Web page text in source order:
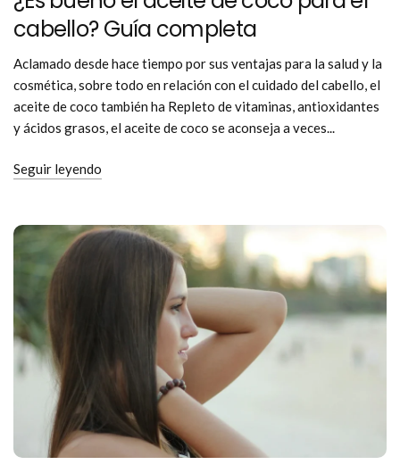
cabello? Guía completa
Aclamado desde hace tiempo por sus ventajas para la salud y la
cosmética, sobre todo en relación con el cuidado del cabello, el
aceite de coco también ha Repleto de vitaminas, antioxidantes
y ácidos grasos, el aceite de coco se aconseja a veces...
Seguir leyendo